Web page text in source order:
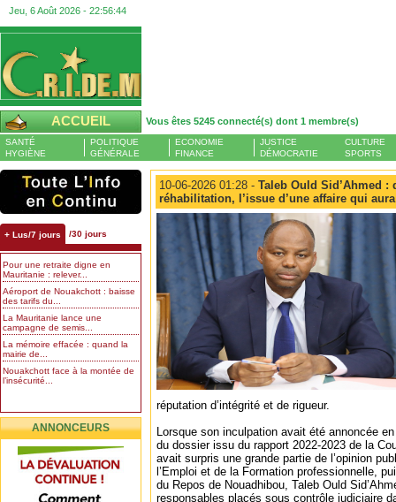
Jeu, 6 Août 2026 - 22:56:45
ACCUEIL Vous êtes 5245 connecté(s) dont 1 membre(s)
SANTÉ
HYGIÈNE
POLITIQUE
GÉNÉRALE
ECONOMIE
FINANCE
JUSTICE
DÉMOCRATIE
CULTURE
SPORTS
+ Lus/7 jours /30 jours
Pour une retraite digne en
Mauritanie : relever...
Aéroport de Nouakchott : baisse
des tarifs du...
La Mauritanie lance une
campagne de semis...
La mémoire effacée : quand la
mairie de...
Nouakchott face à la montée de
l’insécurité...
ANNONCEURS
10-06-2026 01:28 - Taleb Ould Sid’Ahmed :
réhabilitation, l’issue d’une affaire qui
réputation d’intégrité et de rigueur.
Lorsque son inculpation avait été annoncée
du dossier issu du rapport 2022-2023 de la
avait surpris une grande partie de l’opinion
l’Emploi et de la Formation professionnelle,
du Repos de Nouadhibou, Taleb Ould
responsables placés sous contrôle judiciaire